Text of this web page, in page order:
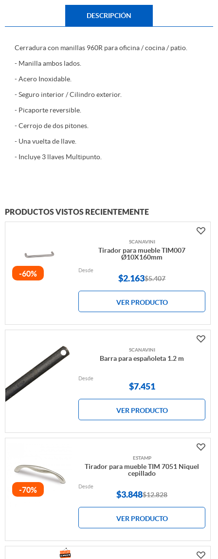
DESCRIPCIÓN
Cerradura con manillas 960R para oficina / cocina / patio.
- Manilla ambos lados.
- Acero Inoxidable.
- Seguro interior / Cilindro exterior.
- Picaporte reversible.
- Cerrojo de dos pitones.
- Una vuelta de llave.
- Incluye 3 llaves Multipunto.
PRODUCTOS VISTOS RECIENTEMENTE
-60%
SCANAVINI
Tirador para mueble TIM007
Ø10X160mm
Desde
$2.163$5.407
VER PRODUCTO
SCANAVINI
Barra para españoleta 1.2 m
Desde
$7.451
VER PRODUCTO
-70%
ESTAMP
Tirador para mueble TIM 7051 Niquel
cepillado
Desde
$3.848$12.828
VER PRODUCTO